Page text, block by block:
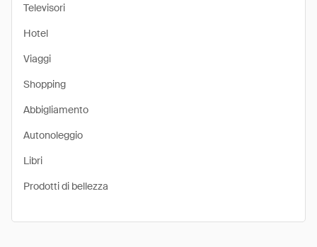
Televisori
Hotel
Viaggi
Shopping
Abbigliamento
Autonoleggio
Libri
Prodotti di bellezza